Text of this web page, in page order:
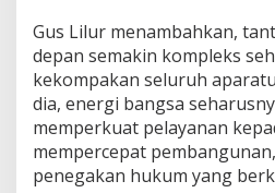
Gus Lilur menambahkan,
depan semakin kompleks
kekompakan seluruh
dia, energi bangsa
memperkuat pelayanan
mempercepat
penegakan hukum yang